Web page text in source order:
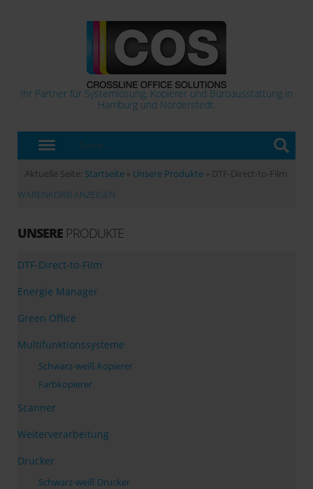
Ihr Partner für Systemlösung, Kopierer und Büroausstattung in
Hamburg und Norderstedt.
Aktuelle Seite: Startseite » Unsere Produkte » DTF-Direct-to-Film
WARENKORB ANZEIGEN
UNSERE PRODUKTE
DTF-Direct-to-Film
Energie Manager
Green Office
Multifunktionssysteme
Schwarz-weiß Kopierer
Farbkopierer
Scanner
Weiterverarbeitung
Drucker
Schwarz-weiß Drucker